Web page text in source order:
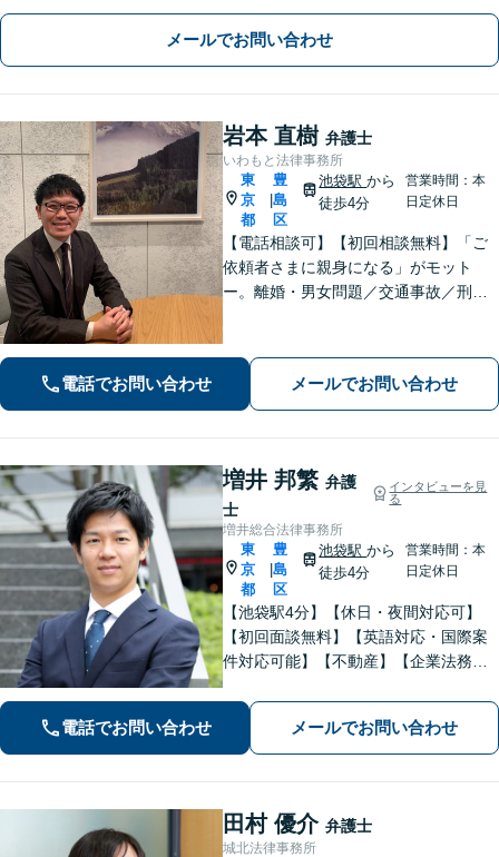
メールでお問い合わせ
岩本 直樹 弁護士
いわもと法律事務所
東
京
都
豊
島
区
池袋駅から
徒歩4分
営業時間：本
日定休日
【電話相談可】【初回相談無料】「ご
依頼者さまに親身になる」がモット
ー。離婚・男女問題／交通事故／刑事
トラブルも解決まで尽力します【休
日・夜間相談可】【完全個室】【池袋
駅10分】
電話でお問い合わせ メールでお問い合わせ
増井 邦繁 弁護
士
インタビューを見
る
増井総合法律事務所
東
京
都
豊
島
区
池袋駅から
徒歩4分
営業時間：本
日定休日
【池袋駅4分】【休日・夜間対応可】
【初回面談無料】【英語対応・国際案
件対応可能】【不動産】【企業法務】
用】仕事内容に応じて料金相談可。ま
ずはお気軽にご相談下さい。【セミナ
ー・論文掲載経験あり】【留学経験あ
り】
電話でお問い合わせ メールでお問い合わせ
田村 優介 弁護士
城北法律事務所